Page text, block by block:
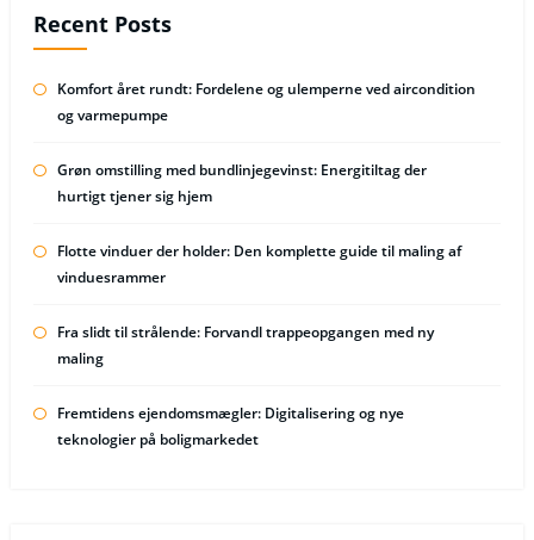
Recent Posts
Komfort året rundt: Fordelene og ulemperne ved aircondition
og varmepumpe
Grøn omstilling med bundlinjegevinst: Energitiltag der
hurtigt tjener sig hjem
Flotte vinduer der holder: Den komplette guide til maling af
vinduesrammer
Fra slidt til strålende: Forvandl trappeopgangen med ny
maling
Fremtidens ejendomsmægler: Digitalisering og nye
teknologier på boligmarkedet